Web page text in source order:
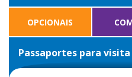
OPCIONAIS
Passaportes para